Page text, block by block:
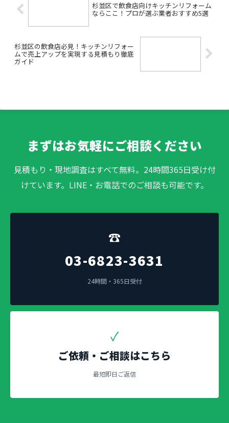
杉並区で飲食店向けキッチンリフォーム
ならここ！プロが選ぶ業者おすすめ5選
杉並区の飲食店必見！キッチンリフォー
ムで売上アップを実現する見積もり徹底
ガイド
まずはお気軽にご相談ください
見積もり・現地調査はすべて無料。24時間365日受け付
けています。LINE・お電話でのご相談も可能です。
☎
03-6823-3631
24時間・365日受付
✓
ご依頼・ご相談はこちら
最短即日ご返信